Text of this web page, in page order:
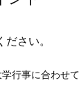
さい。
学行事に合わせ